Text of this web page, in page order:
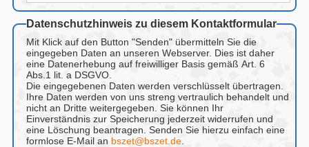
Datenschutzhinweis zu diesem Kontaktformular
Mit Klick auf den Button "Senden" übermitteln Sie die
eingegeben Daten an unseren Webserver. Dies ist daher
eine Datenerhebung auf freiwilliger Basis gemäß Art. 6
Abs.1 lit. a DSGVO.
Die eingegebenen Daten werden verschlüsselt übertragen.
Ihre Daten werden von uns streng vertraulich behandelt und
nicht an Dritte weitergegeben. Sie können Ihr
Einverständnis zur Speicherung jederzeit widerrufen und
eine Löschung beantragen. Senden Sie hierzu einfach eine
formlose E-Mail an bszet@bszet.de